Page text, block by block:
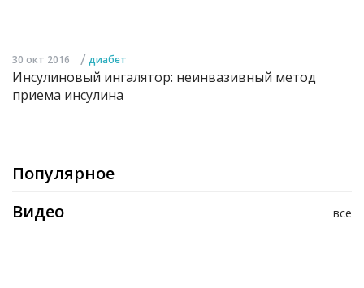
30 окт 2016 / диабет
Инсулиновый ингалятор: неинвазивный метод
приема инсулина
Популярное
все
Видео